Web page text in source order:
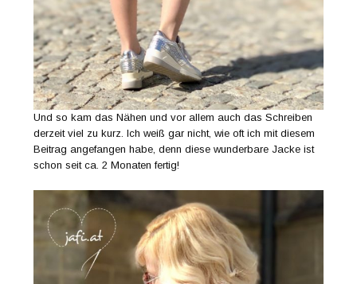
Und so kam das Nähen und vor allem auch das Schreiben
derzeit viel zu kurz. Ich weiß gar nicht, wie oft ich mit diesem
Beitrag angefangen habe, denn diese wunderbare Jacke ist
schon seit ca. 2 Monaten fertig!